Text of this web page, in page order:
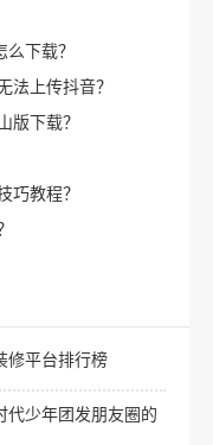
下载？
法上传抖音？
版下载？
巧教程？
修平台排行榜
代少年团发朋友圈的